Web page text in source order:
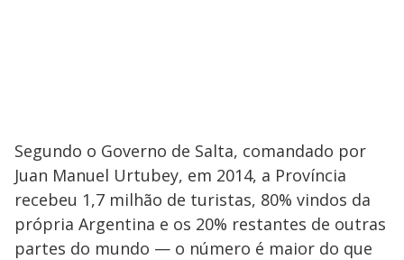
Segundo o Governo de Salta, comandado por
Juan Manuel Urtubey, em 2014, a Província
recebeu 1,7 milhão de turistas, 80% vindos da
própria Argentina e os 20% restantes de outras
partes do mundo — o número é maior do que